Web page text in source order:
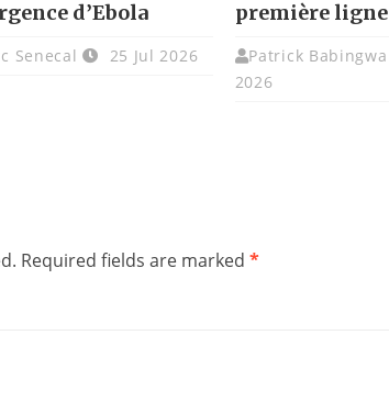
d’Ebola
Senecal 25 Jul 2026
première ligne
Patrick Babingwa
2026
Required fields are marked *